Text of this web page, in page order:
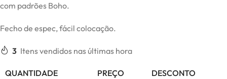
com padrões Boho.
Fecho de espec, fácil colocação.
3 Itens vendidos nas últimas hora
QUANTIDADE PREÇO DESCONTO